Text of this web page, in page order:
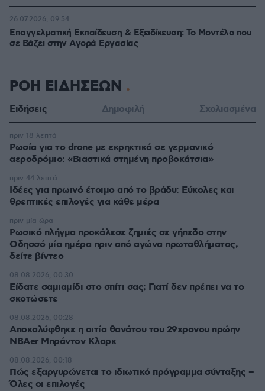
Επαγγελματική Εκπαίδευση & Εξειδίκευση: Το Mοντέλο που
σε Bάζει στην Aγορά Eργασίας
26.07.2026, 09:54
ΡΟΗ ΕΙΔΗΣΕΩΝ
Ειδήσεις Δημοφιλή Σχολιασμένα
Ρωσία για το drone με εκρηκτικά σε γερμανικό
αεροδρόμιο: «Βιαστικά στημένη προβοκάτσια»
πριν 18 λεπτά
Ιδέες για πρωινό έτοιμο από το βράδυ: Εύκολες και
θρεπτικές επιλογές για κάθε μέρα
πριν 44 λεπτά
Ρωσικό πλήγμα προκάλεσε ζημιές σε γήπεδο στην
Οδησσό μία ημέρα πριν από αγώνα πρωταθλήματος,
δείτε βίντεο
πριν μία ώρα
Είδατε σαμιαμίδι στο σπίτι σας; Γιατί δεν πρέπει να το
σκοτώσετε
08.08.2026, 00:30
Αποκαλύφθηκε η αιτία θανάτου του 29χρονου πρώην
NBAer Μπράντον Κλαρκ
08.08.2026, 00:28
Πώς εξαργυρώνεται το ιδιωτικό πρόγραμμα σύνταξης –
Όλες οι επιλογές
08.08.2026, 00:18